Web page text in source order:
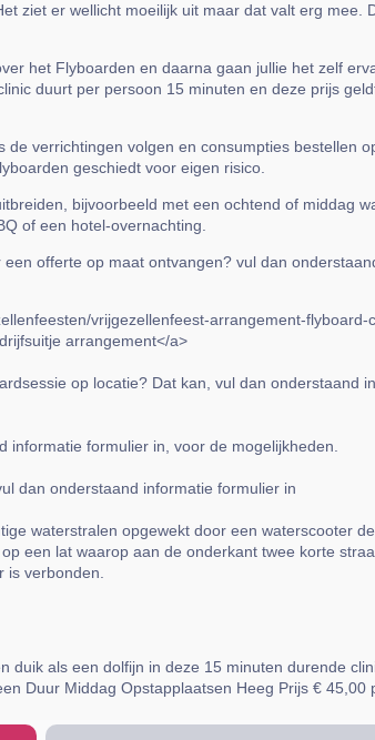
ziet er wellicht moeilijk uit maar dat valt erg mee.
het Flyboarden en daarna gaan jullie het zelf
duurt per persoon 15 minuten en deze prijs
verrichtingen volgen en consumpties bestellen
geschiedt voor eigen risico.
bijvoorbeeld met een ochtend of middag
of een hotel-overnachting.
offerte op maat ontvangen? vul dan
vrijgezellenfeest-arrangement-flyboard-
arrangement</a>
op locatie? Dat kan, vul dan onderstaand
formulier in, voor de mogelijkheden.
dan onderstaand informatie formulier in
waterstralen opgewekt door een waterscooter
een lat waarop aan de onderkant twee korte
verbonden.
duik als een dolfijn in deze 15 minuten durende
Duur Middag Opstapplaatsen Heeg Prijs € 45,00